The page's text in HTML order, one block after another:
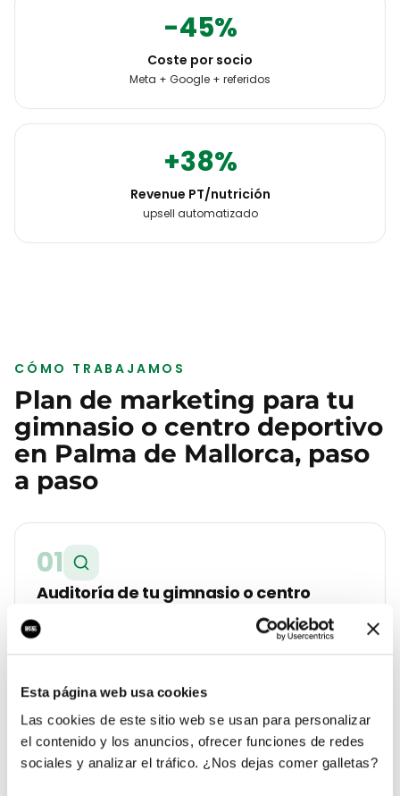
Esta página web usa cookies
Las cookies de este sitio web se usan para personalizar
el contenido y los anuncios, ofrecer funciones de redes
sociales y analizar el tráfico. ¿Nos dejas comer galletas?
-45%
Coste por socio
Meta + Google + referidos
+38%
Revenue PT/nutrición
upsell automatizado
CÓMO TRABAJAMOS
Plan de marketing para tu
gimnasio o centro deportivo
en Palma de Mallorca, paso
a paso
01
Auditoría de tu gimnasio o centro
deportivo en Palma de Mallorca
Centro. Te entregamos un diagnóstico con lo que